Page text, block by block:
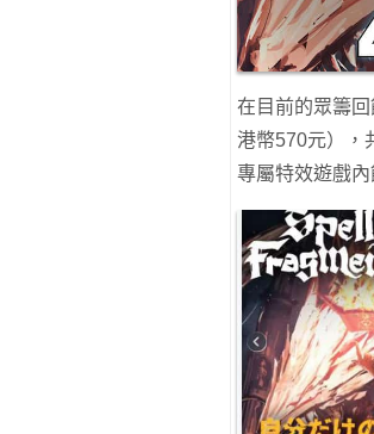
在目前的眾籌
港幣570元），
專屬特效遊戲